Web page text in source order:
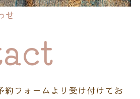
せ
約フォームより受け付けてお